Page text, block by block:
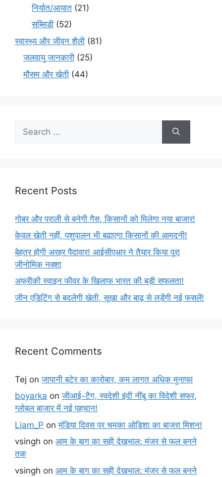
निर्यात/आयात (21)
सब्सिडी (52)
स्वास्थ्य और जीवन शैली (81)
जलवायु जानकारी (25)
मौसम और खेती (44)
Recent Posts
गोबर और पराली से बनेगी गैस, किसानों को मिलेगा नया बाजार!
केवल खेती नहीं, पशुपालन भी बढ़ाएगा किसानों की आमदनी!
बेहतर होगी अरहर पैदावार! आईसीएआर ने तैयार किया पूरा
जीनोमिक नक्शा
अफ्रीकी स्वाइन फीवर के खिलाफ भारत की बड़ी सफलता!
जीन एडिटिंग से बदलेगी खेती, सूखा और बाढ़ से लड़ेंगी नई फसलें!
Recent Comments
Tej onजापानी बटेर का कारोबार, कम लागत अधिक मुनाफा
boyarka onजीआई-टैग, स्वदेशी इंदी नींबू का विदेशी सफर,
ग्लोबल बाजार में नई पहचान!
Liam_P onमंडिया दिवस पर चमका ओडिशा का बाजरा मिशन!
vsingh on आम के बाग का सही देखभाल: मंजर से फल बनने
तक
vsingh on आम के बाग का सही देखभाल: मंजर से फल बनने